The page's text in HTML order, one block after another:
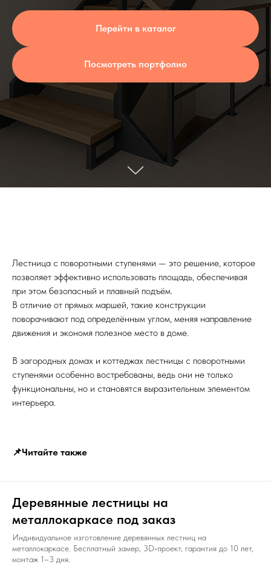
Перейти в каталог
Посмотреть портфолио
Лестница с поворотными ступенями — это решение, которое
позволяет эффективно использовать площадь, обеспечивая
при этом безопасный и плавный подъём.
В отличие от прямых маршей, такие конструкции
поворачивают под определённым углом, меняя направление
движения и экономя полезное место в доме.
В загородных домах и коттеджах лестницы с поворотными
ступенями особенно востребованы, ведь они не только
функциональны, но и становятся выразительным элементом
интерьера.
📌Читайте также
Деревянные лестницы на
металлокаркасе под заказ
Индивидуальное изготовление деревянных лестниц на
металлокаркасе. Бесплатный замер, 3D‑проект, гарантия до 10 лет,
монтаж 1–3 дня.